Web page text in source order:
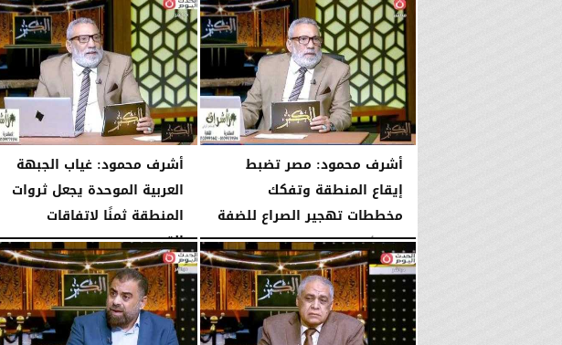
الأربعاء، 5 أغسطس 2026 04:51 مـ
أشرف محمود: مصر تضبط
إيقاع المنطقة وتفكك
مخططات تهجير الصراع للضفة
الإثنين، 3 أغسطس 2026 10:44 مـ
أشرف محمود: غياب الجبهة
العربية الموحدة يجعل ثروات
المنطقة ثمنًا لاتفاقات
القوى...
الإثنين، 3 أغسطس 2026 10:42 مـ